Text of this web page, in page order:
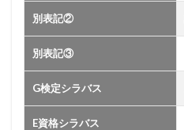
別表記②
別表記③
G検定シラバス
E資格シラバス